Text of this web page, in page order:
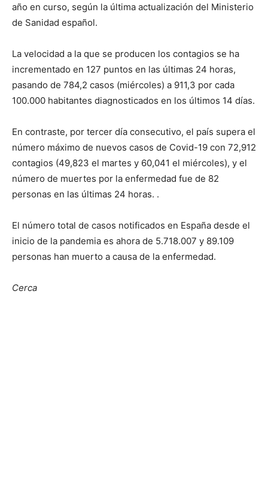
año en curso, según la última actualización del Ministerio
de Sanidad español.
La velocidad a la que se producen los contagios se ha
incrementado en 127 puntos en las últimas 24 horas,
pasando de 784,2 casos (miércoles) a 911,3 por cada
100.000 habitantes diagnosticados en los últimos 14 días.
En contraste, por tercer día consecutivo, el país supera el
número máximo de nuevos casos de Covid-19 con 72,912
contagios (49,823 el martes y 60,041 el miércoles), y el
número de muertes por la enfermedad fue de 82
personas en las últimas 24 horas. .
El número total de casos notificados en España desde el
inicio de la pandemia es ahora de 5.718.007 y 89.109
personas han muerto a causa de la enfermedad.
Cerca